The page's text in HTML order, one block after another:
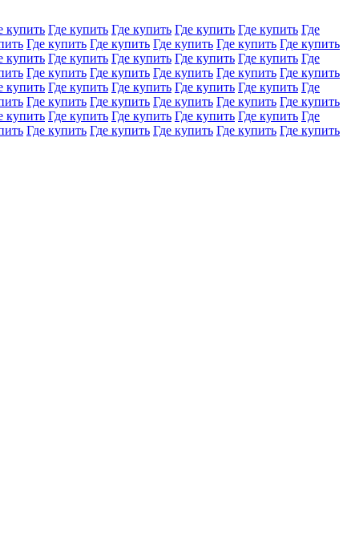
купить Где купить Где купить Где купить Где купить Где
Где купить Где купить Где купить Где купить Где купить
купить Где купить Где купить Где купить Где купить Где
Где купить Где купить Где купить Где купить Где купить
купить Где купить Где купить Где купить Где купить Где
Где купить Где купить Где купить Где купить Где купить
купить Где купить Где купить Где купить Где купить Где
Где купить Где купить Где купить Где купить Где купить